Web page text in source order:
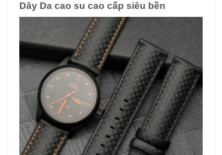
Dây Da cao su cao cấp siêu bền